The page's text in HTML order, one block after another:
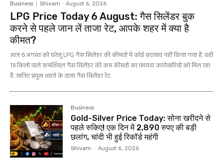
Business Shivam - August 6, 2026
LPG Price Today 6 August: गैस सिलेंडर बुक
करने से पहले जान लें ताजा रेट, आपके शहर में क्या है
कीमत?
आज 6 अगस्त को घरेलू LPG गैस सिलेंडर की कीमतों में कोई बदलाव नहीं किया गया है. वहीं
19 किलो वाले कमर्शियल गैस सिलेंडर की कम कीमतों का फायदा कारोबारियों को मिल रहा
है. जानिए प्रमुख शहरों के ताजा गैस सिलेंडर रेट.
Business
Gold-Silver Price Today: सोना खरीदने से
पहले रुकिए! एक दिन में 2,890 रुपए की बड़ी
छलांग, चांदी भी हुई रिकॉर्ड महंगी
Shivam - August 6, 2026